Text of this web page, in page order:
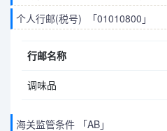
个人行邮(税号) 「01010800」
行邮名称
调味品
海关监管条件 「AB」